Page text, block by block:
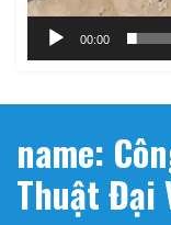
00:00
name:
Thuật Đại